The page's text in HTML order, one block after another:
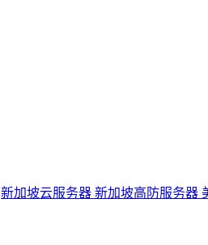
新加坡云服务器 新加坡高防服务器